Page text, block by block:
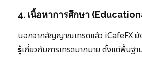
4. เนื้อหาการศึกษา
นอกจากสัญญาณเทรดแล้ว iCafeFX ยั
รู้เกี่ยวกับการเทรดมากมาย ตั้งแต่พื้นฐ